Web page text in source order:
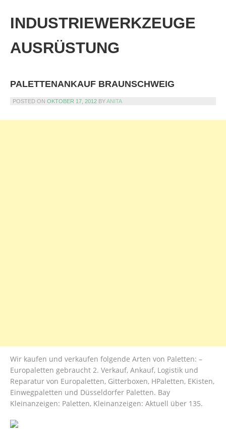
content
INDUSTRIEWERKZEUGE
AUSRÜSTUNG
PALETTENANKAUF BRAUNSCHWEIG
POSTED ON OKTOBER 17, 2012 BYANITA
Wir kaufen und verkaufen folgende Arten von Paletten: –
Europaletten gebraucht 2. Verkauf, Ankauf, Logistik und
Reparatur von Europaletten, Gitterboxen, HPaletten, EKisten,
Einwegpaletten und Düsseldorfer Paletten. Bay
Kleinanzeigen: Paletten, Kleinanzeigen: Aktuell über 135.